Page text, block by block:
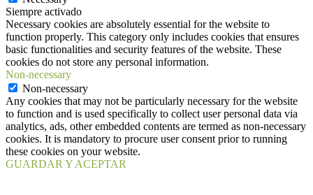
Siempre activado
Necessary cookies are absolutely essential for the website to
function properly. This category only includes cookies that ensures
basic functionalities and security features of the website. These
cookies do not store any personal information.
Non-necessary
Non-necessary
Any cookies that may not be particularly necessary for the website
to function and is used specifically to collect user personal data via
analytics, ads, other embedded contents are termed as non-necessary
cookies. It is mandatory to procure user consent prior to running
these cookies on your website.
GUARDAR Y ACEPTAR